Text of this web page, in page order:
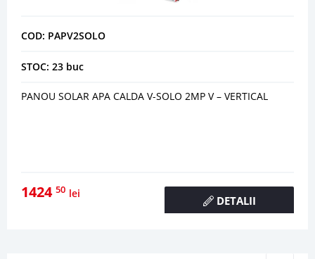
COD: PAPV2SOLO
STOC: 23 buc
PANOU SOLAR APA CALDA V-SOLO 2MP V – VERTICAL
1424 50 lei
DETALII